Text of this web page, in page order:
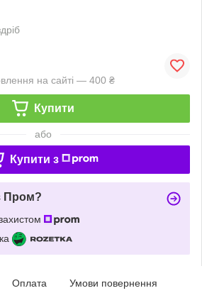
на сайті — 400 ₴
Купити
або
Купити з
Пром?
Оплата Умови повернення